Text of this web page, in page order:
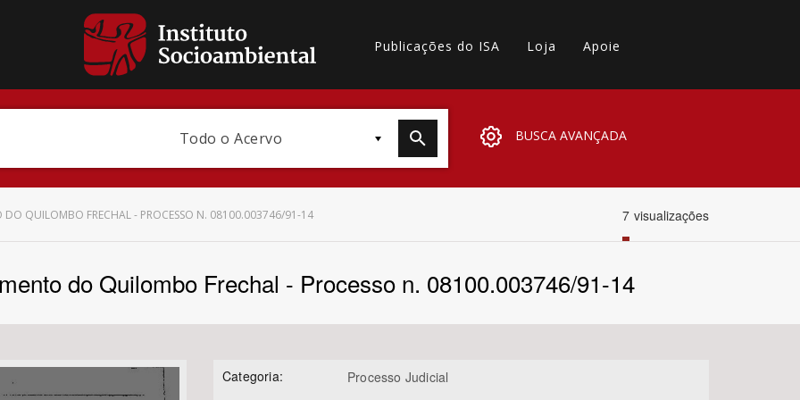
Publicações do ISA Loja Apoie
Todo o Acervo BUSCA AVANÇADA
DO QUILOMBO FRECHAL - PROCESSO N. 08100.003746/91-14 7 visualizações
do Quilombo Frechal - Processo n. 08100.003746/91-14
Categoria: Processo Judicial